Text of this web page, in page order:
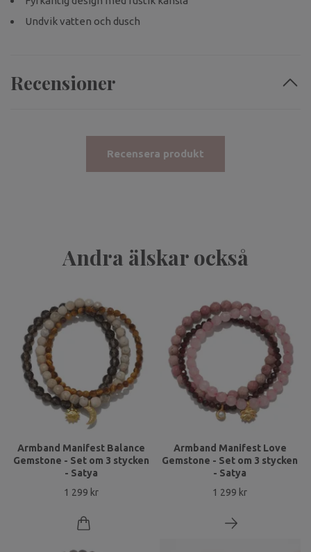
Undvik vatten och dusch
Recensioner
Recensera produkt
Andra älskar också
Armband Manifest Balance
Gemstone - Set om 3 stycken
- Satya
1 299 kr
Armband Manifest Love
Gemstone - Set om 3 stycken
- Satya
1 299 kr